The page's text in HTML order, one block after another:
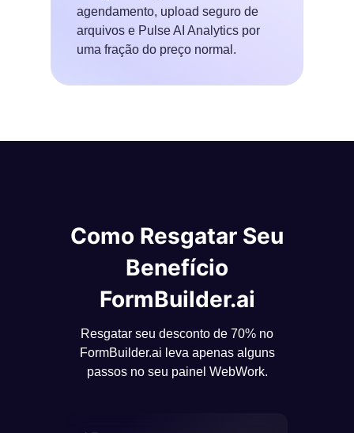
agendamento, upload seguro de
arquivos e Pulse AI Analytics por
uma fração do preço normal.
Como Resgatar Seu
Benefício
FormBuilder.ai
Resgatar seu desconto de 70% no
FormBuilder.ai leva apenas alguns
passos no seu painel WebWork.